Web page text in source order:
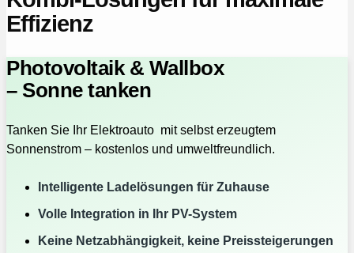
Effizienz
Photovoltaik & Wallbox
– Sonne tanken
Tanken Sie Ihr Elektroauto mit selbst erzeugtem
Sonnenstrom – kostenlos und umweltfreundlich.
Intelligente Ladelösungen für Zuhause
Volle Integration in Ihr PV-System
Keine Netzabhängigkeit, keine Preissteigerungen